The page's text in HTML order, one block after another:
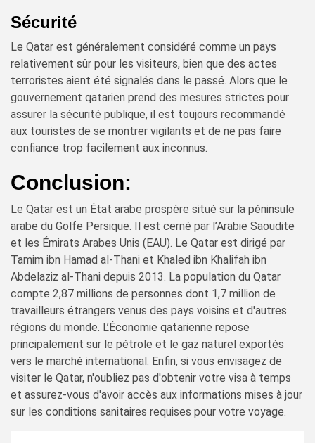
Sécurité
Le Qatar est généralement considéré comme un pays
relativement sûr pour les visiteurs, bien que des actes
terroristes aient été signalés dans le passé. Alors que le
gouvernement qatarien prend des mesures strictes pour
assurer la sécurité publique, il est toujours recommandé
aux touristes de se montrer vigilants et de ne pas faire
confiance trop facilement aux inconnus.
Conclusion:
Le Qatar est un État arabe prospère situé sur la péninsule
arabe du Golfe Persique. Il est cerné par l’Arabie Saoudite
et les Émirats Arabes Unis (EAU). Le Qatar est dirigé par
Tamim ibn Hamad al-Thani et Khaled ibn Khalifah ibn
Abdelaziz al-Thani depuis 2013. La population du Qatar
compte 2,87 millions de personnes dont 1,7 million de
travailleurs étrangers venus des pays voisins et d'autres
régions du monde. L’Économie qatarienne repose
principalement sur le pétrole et le gaz naturel exportés
vers le marché international. Enfin, si vous envisagez de
visiter le Qatar, n'oubliez pas d'obtenir votre visa à temps
et assurez-vous d'avoir accès aux informations mises à jour
sur les conditions sanitaires requises pour votre voyage.